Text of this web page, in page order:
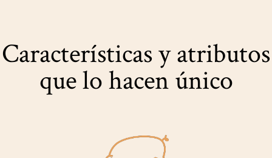
Características y atributos
que lo hacen único